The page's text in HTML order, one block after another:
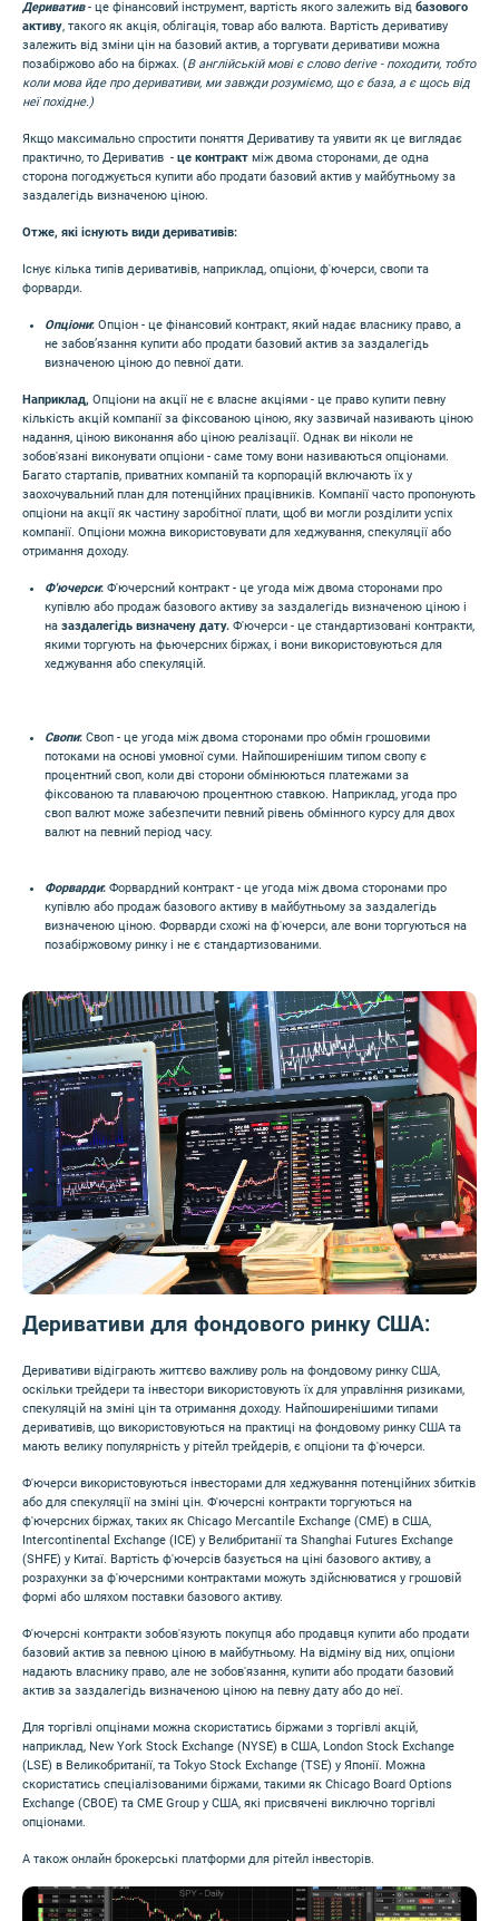
Дериватив- це фінансовий інструмент, вартість якого залежить від базового
активу, такого як акція, облігація, товар або валюта. Вартість деривативу
залежить від зміни цін на базовий актив, а торгувати деривативи можна
позабіржово або на біржах. (В англійській мові є слово derive - походити, тобто
коли мова йде про деривативи, ми завжди розуміємо, що є база, а є щось від
неї похідне.)
Якщо максимально спростити поняття Деривативу та уявити як це виглядає
практично, то Дериватив - це контракт між двома сторонами, де одна
сторона погоджується купити або продати базовий актив у майбутньому за
заздалегідь визначеною ціною.
Отже, які існують види деривативів:
Існує кілька типів деривативів, наприклад, опціони, ф'ючерси, свопи та
форварди.
Опціони: Опціон - це фінансовий контракт, який надає власнику право, а
не забов’язання купити або продати базовий актив за заздалегідь
визначеною ціною до певної дати.
Наприклад, Опціони на акції не є власне акціями - це право купити певну
кількість акцій компанії за фіксованою ціною, яку зазвичай називають ціною
надання, ціною виконання або ціною реалізації. Однак ви ніколи не
зобов'язані виконувати опціони - саме тому вони називаються опціонами.
Багато стартапів, приватних компаній та корпорацій включають їх у
заохочувальний план для потенційних працівників. Компанії часто пропонують
опціони на акції як частину заробітної плати, щоб ви могли розділити успіх
компанії. Опціони можна використовувати для хеджування, спекуляції або
отримання доходу.
Ф'ючерси: Ф'ючерсний контракт - це угода між двома сторонами про
купівлю або продаж базового активу за заздалегідь визначеною ціною і
на заздалегідь визначену дату. Ф'ючерси - це стандартизовані контракти,
якими торгують на фьючерсних біржах, і вони використовуються для
хеджування або спекуляцій.
Свопи: Своп - це угода між двома сторонами про обмін грошовими
потоками на основі умовної суми. Найпоширенішим типом свопу є
процентний своп, коли дві сторони обмінюються платежами за
фіксованою та плаваючою процентною ставкою. Наприклад, угода про
своп валют може забезпечити певний рівень обмінного курсу для двох
валют на певний період часу.
Форварди: Форвардний контракт - це угода між двома сторонами про
купівлю або продаж базового активу в майбутньому за заздалегідь
визначеною ціною. Форварди схожі на ф'ючерси, але вони торгуються на
позабіржовому ринку і не є стандартизованими.
Деривативи для фондового ринку США:
Деривативи відіграють життєво важливу роль на фондовому ринку США,
оскільки трейдери та інвестори використовують їх для управління ризиками,
спекуляцій на зміні цін та отримання доходу. Найпоширенішими типами
деривативів, що використовуються на практиці на фондовому ринку США та
мають велику популярність у рітейл трейдерів, є опціони та ф'ючерси.
Ф'ючерси використовуються інвесторами для хеджування потенційних збитків
або для спекуляції на зміні цін. Ф'ючерсні контракти торгуються на
ф'ючерсних біржах, таких як Chicago Mercantile Exchange (CME) в США,
Intercontinental Exchange (ICE) у Велибританії та Shanghai Futures Exchange
(SHFE) у Китаї. Вартість ф'ючерсів базується на ціні базового активу, а
розрахунки за ф'ючерсними контрактами можуть здійснюватися у грошовій
формі або шляхом поставки базового активу.
Ф'ючерсні контракти зобов'язують покупця або продавця купити або продати
базовий актив за певною ціною в майбутньому. На відміну від них, опціони
надають власнику право, але не зобов'язання, купити або продати базовий
актив за заздалегідь визначеною ціною на певну дату або до неї.
Для торгівлі опцінами можна скористатись біржами з торгівлі акцій,
наприклад, New York Stock Exchange (NYSE) в США, London Stock Exchange
(LSE) в Великобританії, та Tokyo Stock Exchange (TSE) у Японії. Можна
скористатись спеціалізованими біржами, такими як Chicago Board Options
Exchange (CBOE) та CME Group у США, які присвячені виключно торгівлі
опціонами.
А також онлайн брокерські платформи для рітейл інвесторів.